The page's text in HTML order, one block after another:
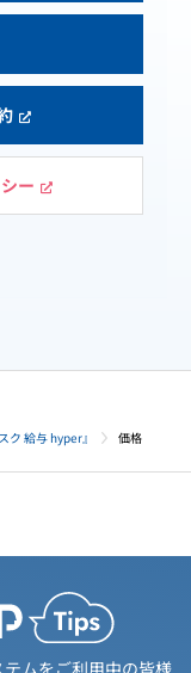
ー
ク 給与 hyper』
価格
テムをご利用中の皆様